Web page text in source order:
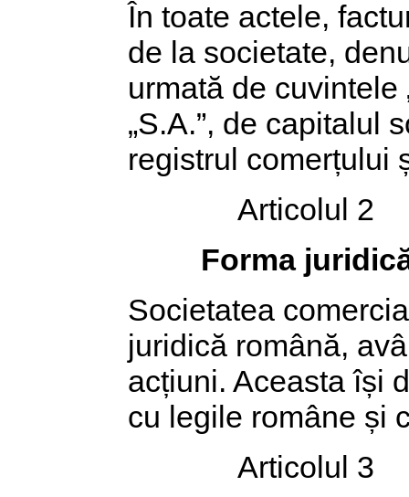
În toate actele,
de la societate,
urmată de cuvintele
„S.A.”, de capitalul
registrul comerțului
Articolul 2
Forma
Societatea
juridică română,
acțiuni. Aceasta își
cu legile române și
Articolul 3